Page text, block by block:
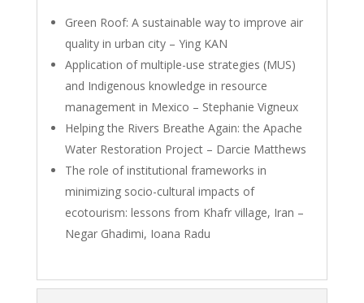
Green Roof: A sustainable way to improve air
quality in urban city – Ying KAN
Application of multiple-use strategies (MUS)
and Indigenous knowledge in resource
management in Mexico – Stephanie Vigneux
Helping the Rivers Breathe Again: the Apache
Water Restoration Project – Darcie Matthews
The role of institutional frameworks in
minimizing socio-cultural impacts of
ecotourism: lessons from Khafr village, Iran –
Negar Ghadimi, Ioana Radu